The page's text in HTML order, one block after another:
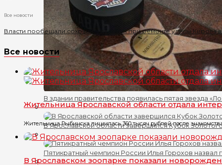
В здании правительства появилась пятая звезда
В Ярославской области завершился Кубок
Пятикратный чемпион России Илья Горохов
Все новости
Власти пообещали сохранить деревья при ремонте улицы Кирова
Все новости
Жительница Ярославской области отдала
Жительница Рыбинска лишилась 360 тысяч рублей после
В Ярославском зоопарке показали